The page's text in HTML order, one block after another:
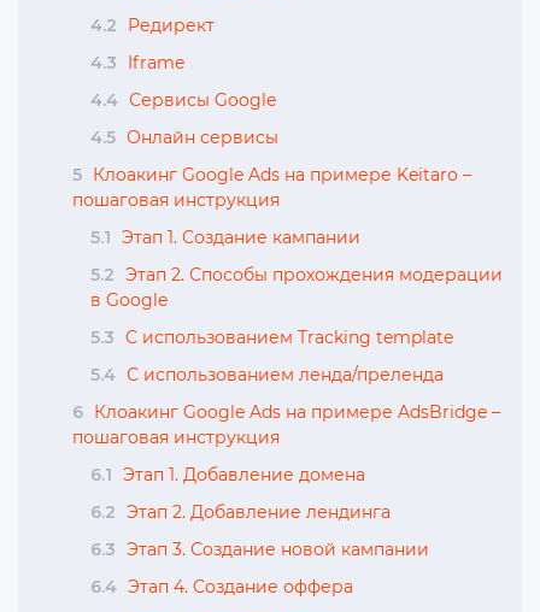
4.2
Редирект
4.3
Iframe
4.4 Сервисы Google
4.5 Онлайн сервисы
5 Клоакинг Google Ads на примере Keitaro –
пошаговая инструкция
5.1 Этап 1. Создание кампании
5.2 Этап 2. Способы прохождения модерации
в Google
5.3 С использованием Tracking template
5.4 С использованием ленда/преленда
6 Клоакинг Google Ads на примере AdsBridge –
пошаговая инструкция
6.1 Этап 1. Добавление домена
6.2 Этап 2. Добавление лендинга
6.3 Этап 3. Создание новой кампании
6.4 Этап 4. Создание оффера